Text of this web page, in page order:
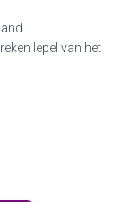
lepel van het